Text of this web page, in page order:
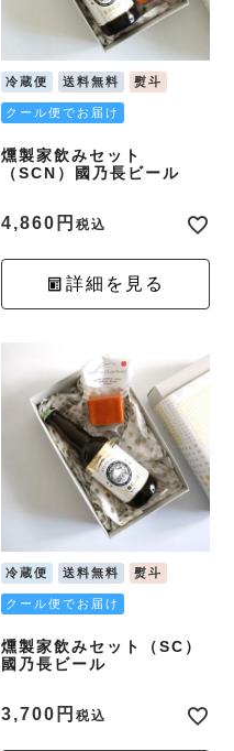
冷蔵便 送料無料 熨斗
クール便でお届け
燻製家飲みセット
（SCN）國乃長ビール
4,860 税込
詳細を見る
冷蔵便 送料無料 熨斗
クール便でお届け
燻製家飲みセット（SC）
國乃長ビール
3,700 税込